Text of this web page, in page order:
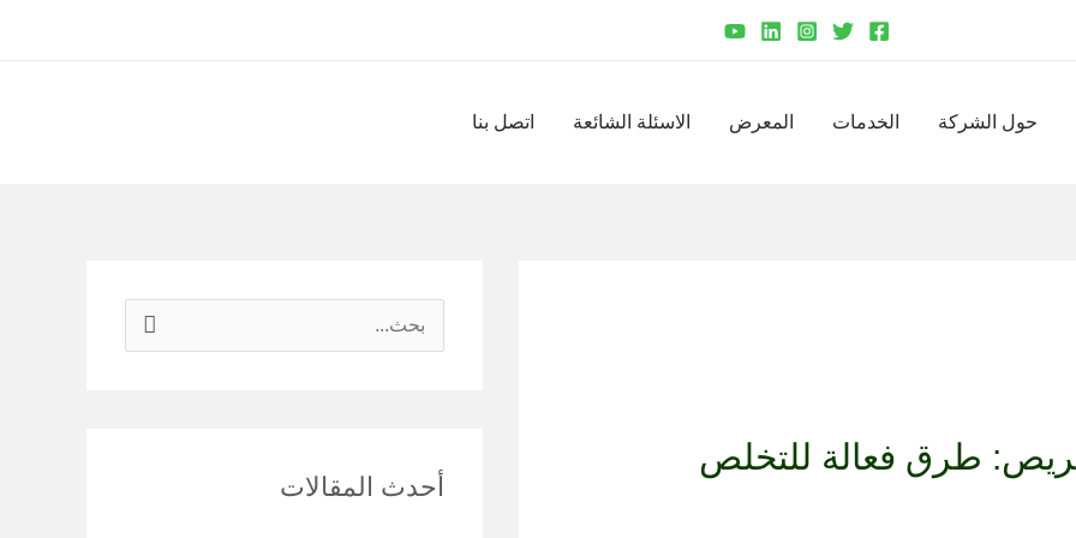
حول الشركة الخدمات المعرض الاسئلة الشائعة اتصل بنا
بريص: طرق فعالة للتخلص
ث
أحدث المقالات